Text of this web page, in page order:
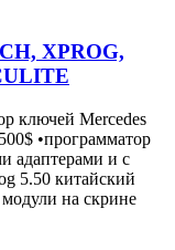
XPROG,
ключей Mercedes
•программатор
адаптерами и с
5.50 китайский
на скрине